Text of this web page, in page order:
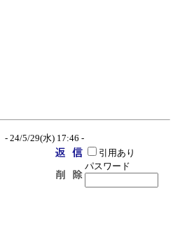
- 24/5/29(水) 17:46 -
引用あり
パスワード